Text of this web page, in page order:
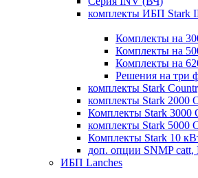
комплекты ИБП Stark
Комплекты на
Комплекты на
Комплекты на
Решения на три
комплекты Stark
комплекты Stark 2000
Комплекты Stark 3000
комплекты Stark 5000
Комплекты Stark 10
доп. опции SNMP catt,
ИБП Lanches